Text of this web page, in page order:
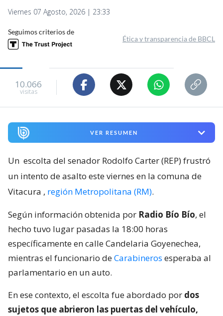
Viernes 07 Agosto, 2026 | 23:33
Seguimos criterios de
Ética y transparencia de BBCL
10.066
visitas
VER RESUMEN
Un escolta del senador Rodolfo Carter (REP) frustró
un intento de asalto este viernes en la comuna de
Vitacura , región Metropolitana (RM).
Según información obtenida por Radio Bío Bío, el
hecho tuvo lugar pasadas la 18:00 horas
específicamente en calle Candelaria Goyenechea,
mientras el funcionario deCarabineros esperaba al
parlamentario en un auto.
En ese contexto, el escolta fue abordado por dos
sujetos que abrieron las puertas del vehículo,